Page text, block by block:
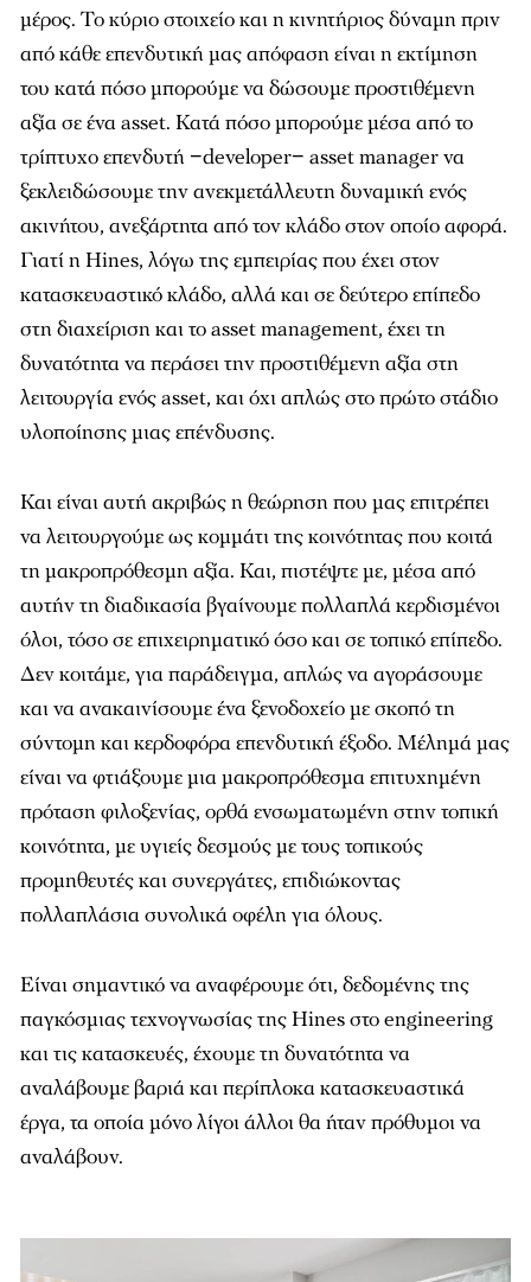
µέρος. Το κύριο στοιχείο και η κινητήριος δύναµη πριν
από κάθε επενδυτική µας απόφαση είναι η εκτίµηση
του κατά πόσο µπορούµε να δώσουµε προστιθέµενη
αξία σε ένα asset. Κατά πόσο µπορούµε µέσα από το
τρίπτυχο επενδυτή −developer− asset manager να
ξεκλειδώσουµε την ανεκµετάλλευτη δυναµική ενός
ακινήτου, ανεξάρτητα από τον κλάδο στον οποίο αφορά.
Γιατί η Hines, λόγω της εµπειρίας που έχει στον
κατασκευαστικό κλάδο, αλλά και σε δεύτερο επίπεδο
στη διαχείριση και το asset management, έχει τη
δυνατότητα να περάσει την προστιθέµενη αξία στη
λειτουργία ενός asset, και όχι απλώς στο πρώτο στάδιο
υλοποίησης µιας επένδυσης.
Και είναι αυτή ακριβώς η θεώρηση που µας επιτρέπει
να λειτουργούµε ως κοµµάτι της κοινότητας που κοιτά
τη µακροπρόθεσµη αξία. Και, πιστέψτε µε, µέσα από
αυτήν τη διαδικασία βγαίνουµε πολλαπλά κερδισµένοι
όλοι, τόσο σε επιχειρηµατικό όσο και σε τοπικό επίπεδο.
Δεν κοιτάµε, για παράδειγµα, απλώς να αγοράσουµε
και να ανακαινίσουµε ένα ξενοδοχείο µε σκοπό τη
σύντοµη και κερδοφόρα επενδυτική έξοδο. Μέληµά µας
είναι να φτιάξουµε µια µακροπρόθεσµα επιτυχηµένη
πρόταση φιλοξενίας, ορθά ενσωµατωµένη στην τοπική
κοινότητα, µε υγιείς δεσµούς µε τους τοπικούς
προµηθευτές και συνεργάτες, επιδιώκοντας
πολλαπλάσια συνολικά οφέλη για όλους.
Είναι σηµαντικό να αναφέρουµε ότι, δεδοµένης της
παγκόσµιας τεχνογνωσίας της Hines στο engineering
και τις κατασκευές, έχουµε τη δυνατότητα να
αναλάβουµε βαριά και περίπλοκα κατασκευαστικά
έργα, τα οποία µόνο λίγοι άλλοι θα ήταν πρόθυµοι να
αναλάβουν.